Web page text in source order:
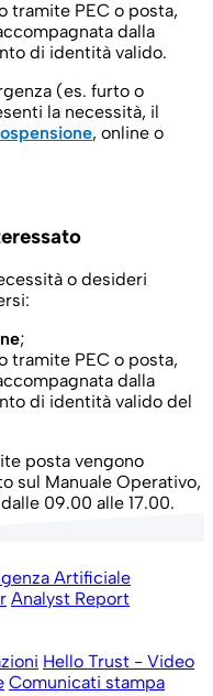
tramite PEC o posta,
dalla
di identità valido.
(es. furto o
la necessità, il
, online o
o desideri
;
tramite PEC o posta,
dalla
di identità valido del
posta vengono
sul Manuale Operativo,
09.00 alle 17.00.
Artificiale
Analyst Report
Hello Trust - Video
Comunicati stampa